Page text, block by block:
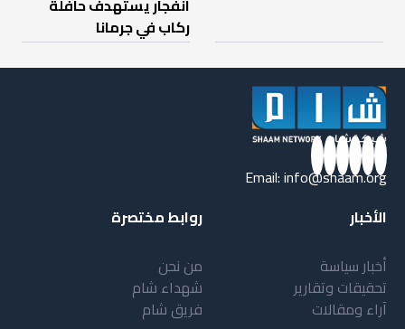
انفجار يستهدف حافلة
ركاب في جرمانا
Email:info@shaam.org
الأخبار
أخبار سياسة
تحقيقات وتقارير
آراء ومقالات
روابط مختصرة
من نحن
شهداء شام
فريق شام